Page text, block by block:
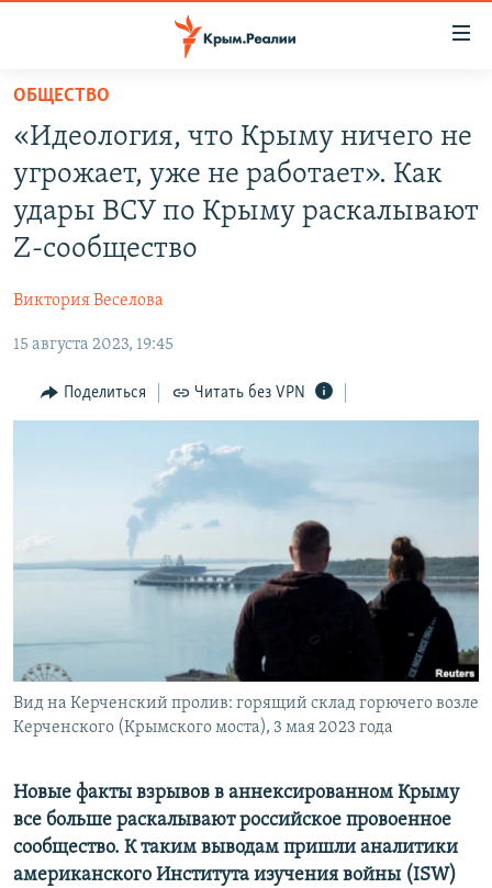
Вернуться
основному
содержанию
Вернутся
главной
Вернутся
СПЕЦПРОЕКТЫ
КАРТА ВОЕННЫХ ОБЪЕКТОВ КРЫМА
ВОДА
ИСТОРИЯ
ИНТЕРАКТИВ
ИНФОГРАФИКА
ТЕЛЕПРОЕКТ КРЫМ.РЕАЛИИ
ПРОПАВШИЕ БЕЗ ВЕСТИ
ПОБЕДИТЕЛЕЙ НЕ СУДЯТ?
КРЫМ.НЕПОКОРЕННЫЙ
УКРАИНСКАЯ ПРОБЛЕМА КРЫМА
РАДІО СВОБОДА
КАК ОБОЙТИ БЛОКИРОВКУ
ПРИСОЕДИНЯЙТЕСЬ!
Все сайты RFE/RL
ОБЩЕСТВО
«Идеология, что Крыму ничего не
угрожает, уже не работает». Как
удары ВСУ по Крыму раскалывают
Z-сообщество
Виктория Веселова
15 августа 2023, 19:45
Поделиться Читать без VPN
Вид на Керченский пролив: горящий склад горючего возле
Керченского (Крымского моста), 3 мая 2023 года
Новые факты взрывов в аннексированном Крыму
все больше раскалывают российское провоенное
сообщество. К таким выводам пришли аналитики
американского Института изучения войны (ISW)